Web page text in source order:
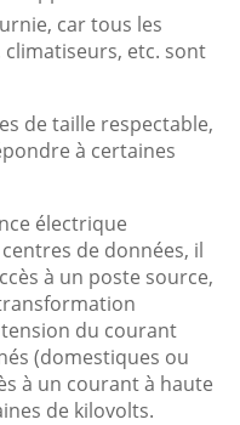
car tous les
etc. sont
de taille respectable,
à certaines
électrique
de données, il
à un poste source,
du courant
(domestiques ou
à un courant à haute
de kilovolts.